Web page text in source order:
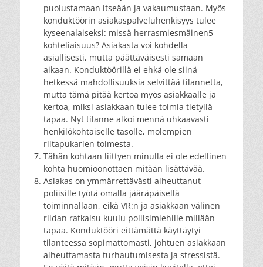
puolustamaan itseään ja vakaumustaan. Myös
konduktöörin asiakaspalveluhenkisyys tulee
kyseenalaiseksi: missä herrasmiesmäinen5
kohteliaisuus? Asiakasta voi kohdella
asiallisesti, mutta päättäväisesti samaan
aikaan. Konduktöörillä ei ehkä ole siinä
hetkessä mahdollisuuksia selvittää tilannetta,
mutta tämä pitää kertoa myös asiakkaalle ja
kertoa, miksi asiakkaan tulee toimia tietyllä
tapaa. Nyt tilanne alkoi mennä uhkaavasti
henkilökohtaiselle tasolle, molempien
riitapukarien toimesta.
Tähän kohtaan liittyen minulla ei ole edellinen
kohta huomioonottaen mitään lisättävää.
Asiakas on ymmärrettävästi aiheuttanut
poliisille työtä omalla jääräpäisellä
toiminnallaan, eikä VR:n ja asiakkaan välinen
riidan ratkaisu kuulu poliisimiehille millään
tapaa. Konduktööri eittämättä käyttäytyi
tilanteessa sopimattomasti, johtuen asiakkaan
aiheuttamasta turhautumisesta ja stressistä.